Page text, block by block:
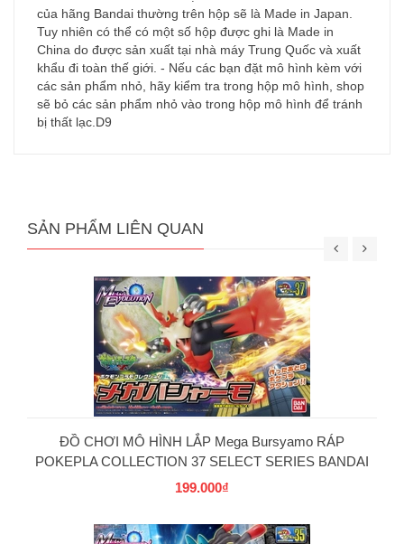
của hãng Bandai thường trên hộp sẽ là Made in Japan.
Tuy nhiên có thể có một số hộp được ghi là Made in
China do được sản xuất tại nhà máy Trung Quốc và xuất
khẩu đi toàn thế giới. - Nếu các bạn đặt mô hình kèm với
các sản phẩm nhỏ, hãy kiểm tra trong hộp mô hình, shop
sẽ bỏ các sản phẩm nhỏ vào trong hộp mô hình để tránh
bị thất lạc.D9
SẢN PHẨM LIÊN QUAN
ĐỒ CHƠI MÔ HÌNH LẮP Mega Bursyamo RÁP
POKEPLA COLLECTION 37 SELECT SERIES BANDAI
199.000₫